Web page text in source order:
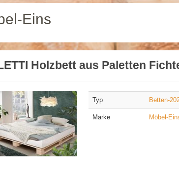
Eins
Holzbett aus Paletten
Typ Betten-
Marke Möbel-